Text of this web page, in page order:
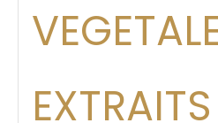
EXTRAITS